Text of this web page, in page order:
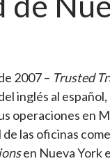
2007 – Trusted
inglés al
operaciones en
las oficinas
en Nueva York